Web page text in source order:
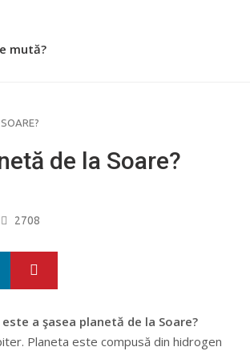
mută?
substanţele benefice organismului
de la Soare?
2708
LinkedIn
a şasea planetă de la Soare?
Planeta este compusă din hidrogen